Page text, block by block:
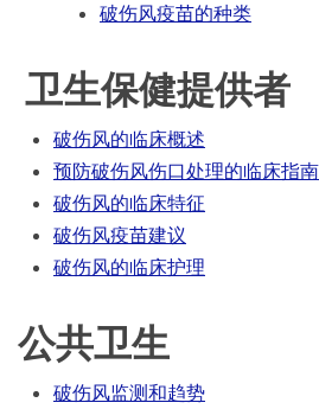
破伤风疫苗的种类
卫生保健提供者
破伤风的临床概述
预防破伤风伤口处理的临床指
破伤风的临床特征
破伤风疫苗建议
破伤风的临床护理
公共卫生
破伤风监测和趋势